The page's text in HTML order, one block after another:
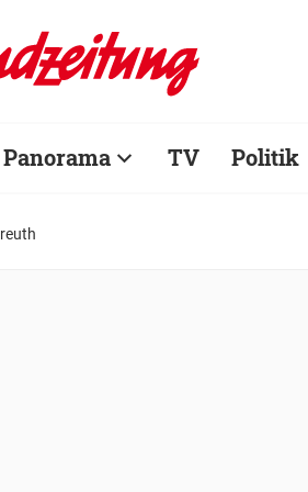
Panorama TV Politik